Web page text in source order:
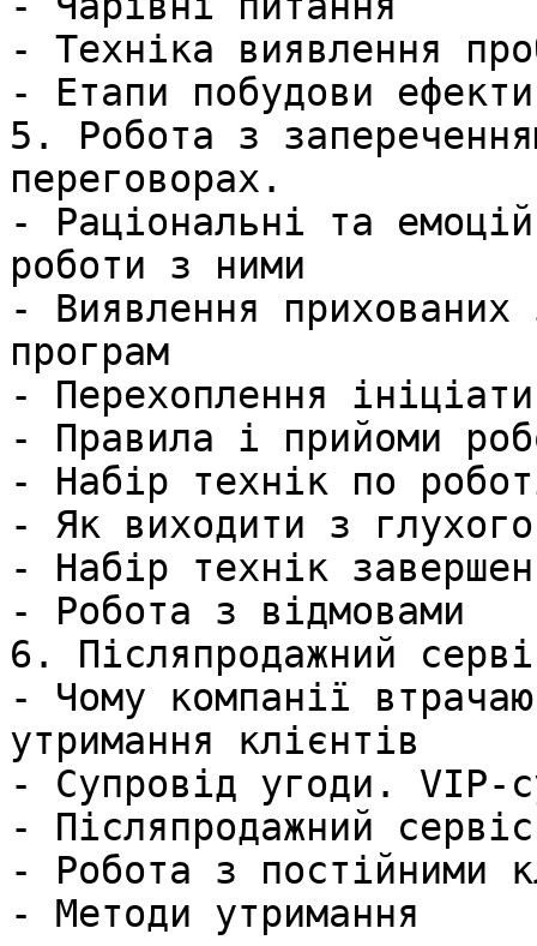
- Техніка виявлення
- Етапи побудови
5. Робота з
переговорах.
- Раціональні та
роботи з ними
- Виявлення прихованих
програм
- Перехоплення
- Правила і прийоми
- Набір технік по
- Як виходити з
- Набір технік
- Робота з
6. Післяпродажний
- Чому компанії
утримання клієнтів
- Супровід угоди.
- Післяпродажний
- Робота з
- Методи утримання